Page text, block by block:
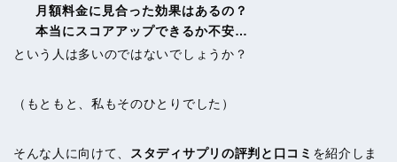
月額料金に見合った効果はあるの？
本当にスコアアップできるか不安…
という人は多いのではないでしょうか？
（もともと、私もそのひとりでした）
そんな人に向けて、 スタディサプリの評判と口コミ を紹介しま